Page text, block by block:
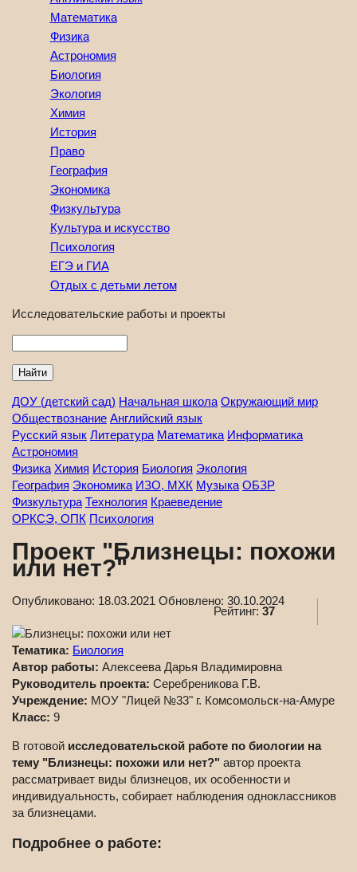
Математика
Физика
Астрономия
Биология
Экология
Химия
История
Право
География
Экономика
Физкультура
Культура и искусство
Психология
ЕГЭ и ГИА
Отдых с детьми летом
Исследовательские работы и проекты
ДОУ (детский сад) Начальная школа Окружающий мир
Обществознание Английский язык
Русский язык Литература Математика Информатика
Астрономия
Физика Химия История Биология Экология
География Экономика ИЗО, МХК Музыка ОБЗР
Физкультура Технология Краеведение
ОРКСЭ, ОПК Психология
Проект "Близнецы: похожи
или нет?"
Опубликовано: 18.03.2021 Обновлено: 30.10.2024
Рейтинг: 37
Тематика: Биология
Автор работы: Алексеева Дарья Владимировна
Руководитель проекта: Серебреникова Г.В.
Учреждение: МОУ "Лицей №33" г. Комсомольск-на-Амуре
Класс: 9
В готовой исследовательской работе по биологии на
тему "Близнецы: похожи или нет?" автор проекта
рассматривает виды близнецов, их особенности и
индивидуальность, собирает наблюдения одноклассников
за близнецами.
Подробнее о работе: